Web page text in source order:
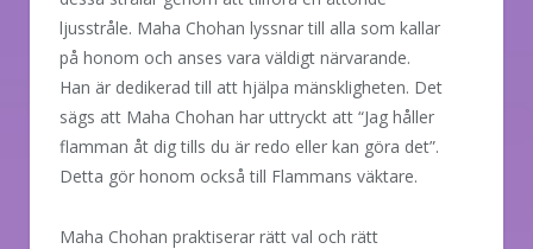
ljusstråle. Maha Chohan lyssnar till alla som kallar
på honom och anses vara väldigt närvarande.
Han är dedikerad till att hjälpa mänskligheten. Det
sägs att Maha Chohan har uttryckt att “Jag håller
flamman åt dig tills du är redo eller kan göra det”.
Detta gör honom också till Flammans väktare.
Maha Chohan praktiserar rätt val och rätt